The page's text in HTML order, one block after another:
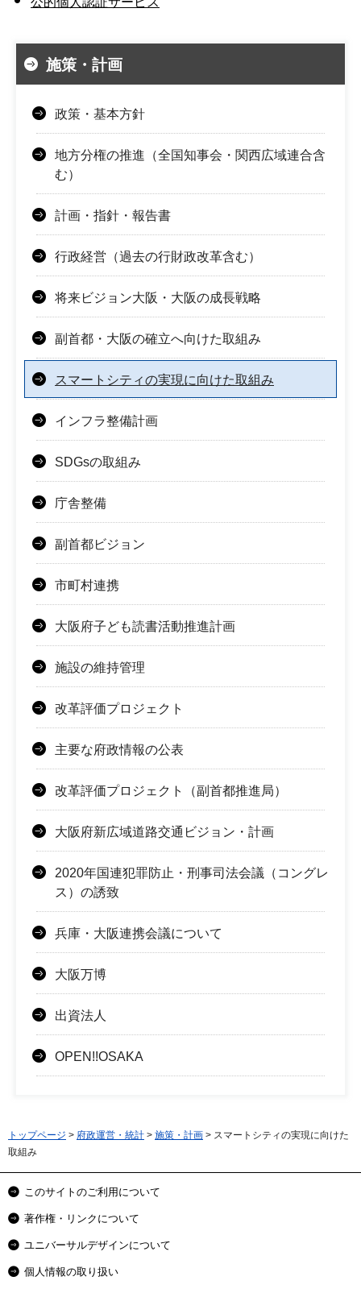
施策・計画
政策・基本方針
地方分権の推進（全国知事会・関西広域連合含
む）
計画・指針・報告書
行政経営（過去の行財政改革含む）
将来ビジョン大阪・大阪の成長戦略
副首都・大阪の確立へ向けた取組み
スマートシティの実現に向けた取組み
インフラ整備計画
SDGsの取組み
庁舎整備
副首都ビジョン
市町村連携
大阪府子ども読書活動推進計画
施設の維持管理
改革評価プロジェクト
主要な府政情報の公表
改革評価プロジェクト（副首都推進局）
大阪府新広域道路交通ビジョン・計画
2020年国連犯罪防止・刑事司法会議（コングレ
ス）の誘致
兵庫・大阪連携会議について
大阪万博
出資法人
OPEN!!OSAKA
トップページ > 府政運営・統計 > 施策・計画 > スマートシティの実現に向けた
取組み
このサイトのご利用について
著作権・リンクについて
ユニバーサルデザインについて
個人情報の取り扱い